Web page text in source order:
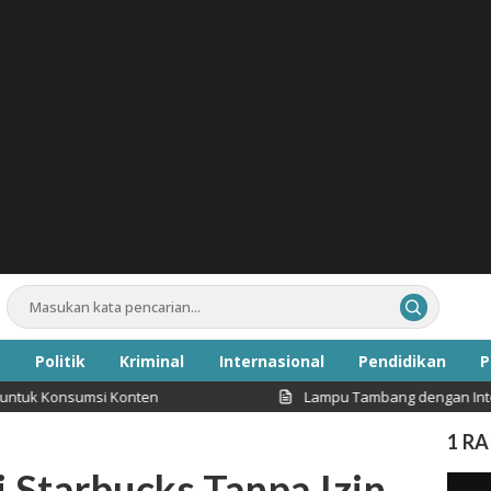
Politik Kriminal Internasional Pendidikan
Inspirasi
Konten Lampu Tambang dengan Intensitas
1